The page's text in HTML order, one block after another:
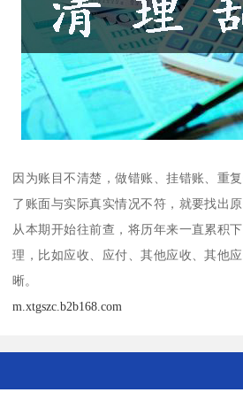
因为账目不清楚，做错账、挂错账、重
了账面与实际真实情况不符，就要找出
从本期开始往前查，将历年来一直累积
理，比如应收、应付、其他应收、其他
晰。
m.xtgszc.b2b168.com